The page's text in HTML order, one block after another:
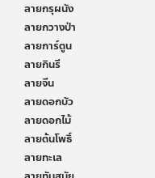
ลายกรุผนัง
ลายกวางป่า
ลายการ์ตูน
ลายกินรี
ลายจีน
ลายดอกบัว
ลายดอกไม้
ลายต้นโพธิ์
ลายทะเล